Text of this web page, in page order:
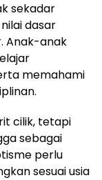
sekadar
dasar
Anak-anak
memahami
cilik, tetapi
sebagai
perlu
sesuai usia